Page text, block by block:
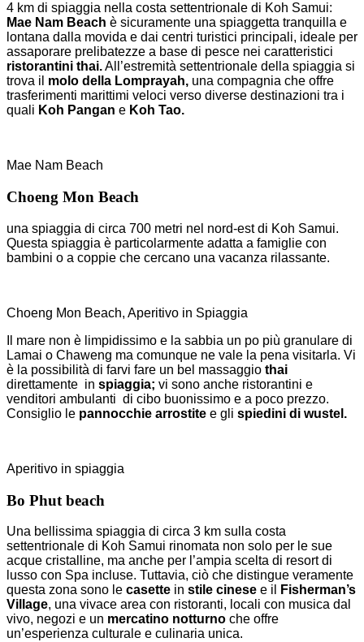
4 km di spiaggia nella costa settentrionale di Koh Samui:
Mae Nam Beach è sicuramente una spiaggetta tranquilla e
lontana dalla movida e dai centri turistici principali, ideale per
assaporare prelibatezze a base di pesce nei caratteristici
ristorantini thai.All’estremità settentrionale della spiaggia si
trova il molo della Lomprayah, una compagnia che offre
trasferimenti marittimi veloci verso diverse destinazioni tra i
quali Koh Pangan e Koh Tao.
Mae Nam Beach
Choeng Mon Beach
una spiaggia di circa 700 metri nel nord-est di Koh Samui.
Questa spiaggia è particolarmente adatta a famiglie con
bambini o a coppie che cercano una vacanza rilassante.
Choeng Mon Beach, Aperitivo in Spiaggia
Il mare non è limpidissimo e la sabbia un po più granulare di
Lamai o Chaweng ma comunque ne vale la pena visitarla. Vi
è la possibilità di farvi fare un bel massaggio thai
direttamente in spiaggia; vi sono anche ristorantini e
venditori ambulanti di cibo buonissimo e a poco prezzo.
Consiglio le pannocchie arrostite e gli spiedini di wustel.
Aperitivo in spiaggia
Bo Phut beach
Una bellissima spiaggia di circa 3 km sulla costa
settentrionale di Koh Samui rinomata non solo per le sue
acque cristalline, ma anche per l’ampia scelta di resort di
lusso con Spa incluse. Tuttavia, ciò che distingue veramente
questa zona sono le casette in stile cinese e il
Fisherman’s
Village, una vivace area con ristoranti, locali con musica dal
vivo, negozi e un mercatino notturno che offre
un’esperienza culturale e culinaria unica.